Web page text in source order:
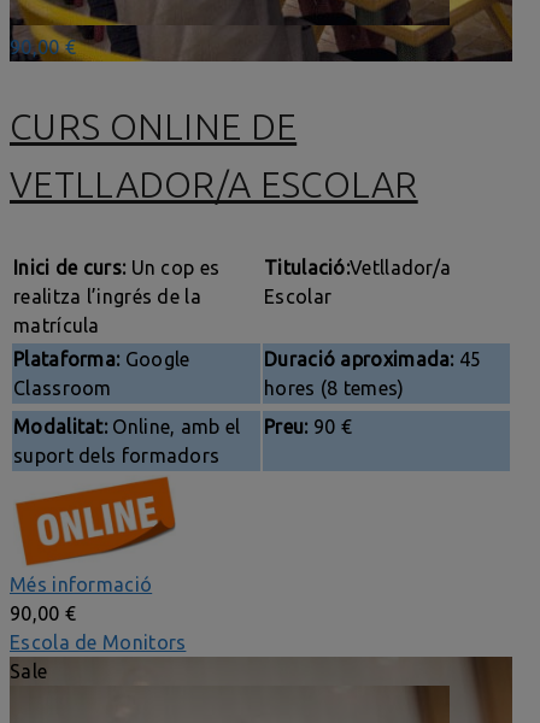
90,00 €
CURS ONLINE DE
VETLLADOR/A ESCOLAR
Inici de curs: Un cop es
realitza l’ingrés de la
matrícula
Titulació:Vetllador/a
Escolar
Plataforma: Google
Classroom
Duració aproximada: 45
hores (8 temes)
Modalitat: Online, amb el
suport dels formadors
Preu: 90 €
Més informació
90,00 €
Escola de Monitors
Sale